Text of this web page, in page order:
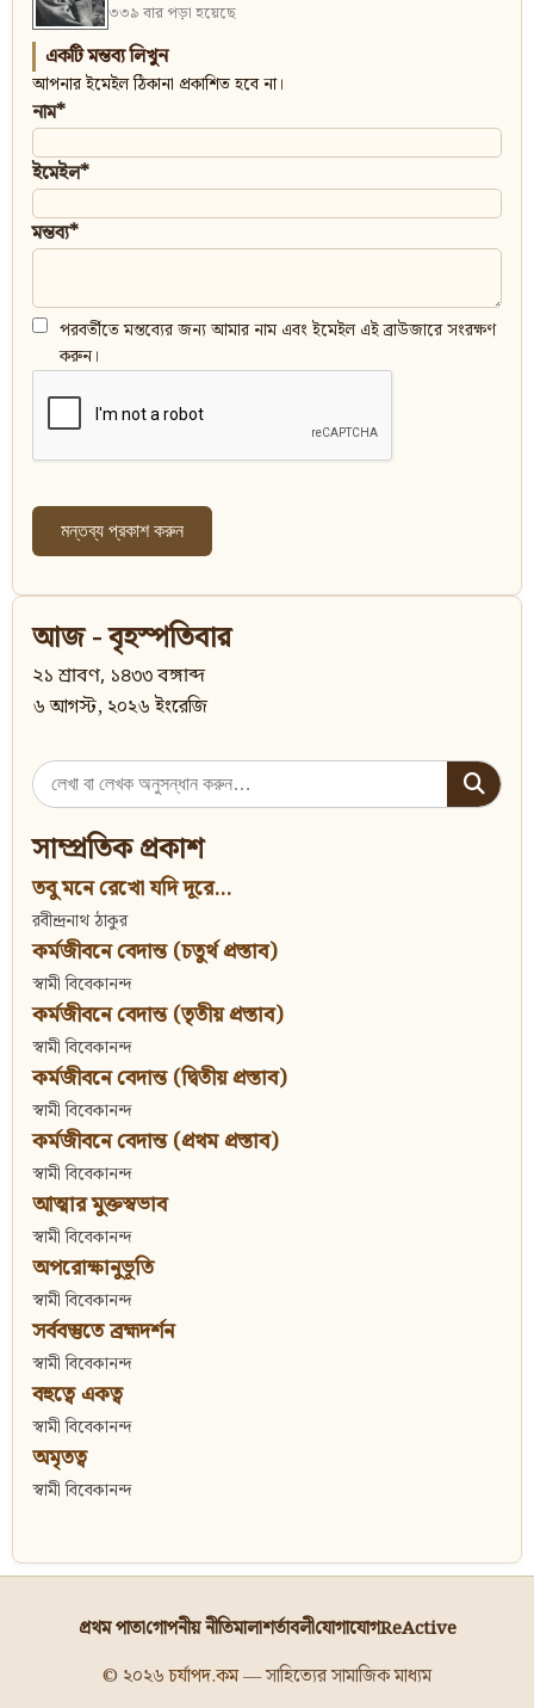
৩৩৯ বার পড়া হয়েছে
একটি মন্তব্য লিখুন
আপনার ইমেইল ঠিকানা প্রকাশিত হবে না।
নাম*
ইমেইল*
মন্তব্য*
পরবর্তীতে মন্তব্যের জন্য আমার নাম এবং ইমেইল এই ব্রাউজারে সংরক্ষণ
করুন।
আজ - বৃহস্পতিবার
২১ শ্রাবণ, ১৪৩৩ বঙ্গাব্দ
৬ আগস্ট, ২০২৬ ইংরেজি
Search
for:
সাম্প্রতিক প্রকাশ
তবু মনে রেখো যদি দূরে...
রবীন্দ্রনাথ ঠাকুর
কর্মজীবনে বেদান্ত (চতুর্থ প্রস্তাব)
স্বামী বিবেকানন্দ
কর্মজীবনে বেদান্ত (তৃতীয় প্রস্তাব)
স্বামী বিবেকানন্দ
কর্মজীবনে বেদান্ত (দ্বিতীয় প্রস্তাব)
স্বামী বিবেকানন্দ
কর্মজীবনে বেদান্ত (প্রথম প্রস্তাব)
স্বামী বিবেকানন্দ
আত্মার মুক্তস্বভাব
স্বামী বিবেকানন্দ
অপরোক্ষানুভূতি
স্বামী বিবেকানন্দ
সর্ববস্তুতে ব্রহ্মদর্শন
স্বামী বিবেকানন্দ
বহুত্বে একত্ব
স্বামী বিবেকানন্দ
অমৃতত্ব
স্বামী বিবেকানন্দ
প্রথম পাতাগোপনীয় নীতিমালাশর্তাবলীযোগাযোগReActive
© ২০২৬চর্যাপদ.কম— সাহিত্যের সামাজিক মাধ্যম